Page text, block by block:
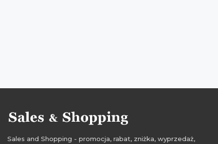
Sales and Shopping - promocja, rabat, zniżka, wyprzedaż,